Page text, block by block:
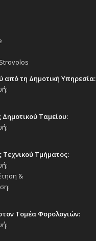
από τη Δημοτική Υπηρεσία:
Δημοτικού Ταμείου:
Τεχνικού Τμήματος:
&
Τομέα Φορολογιών: